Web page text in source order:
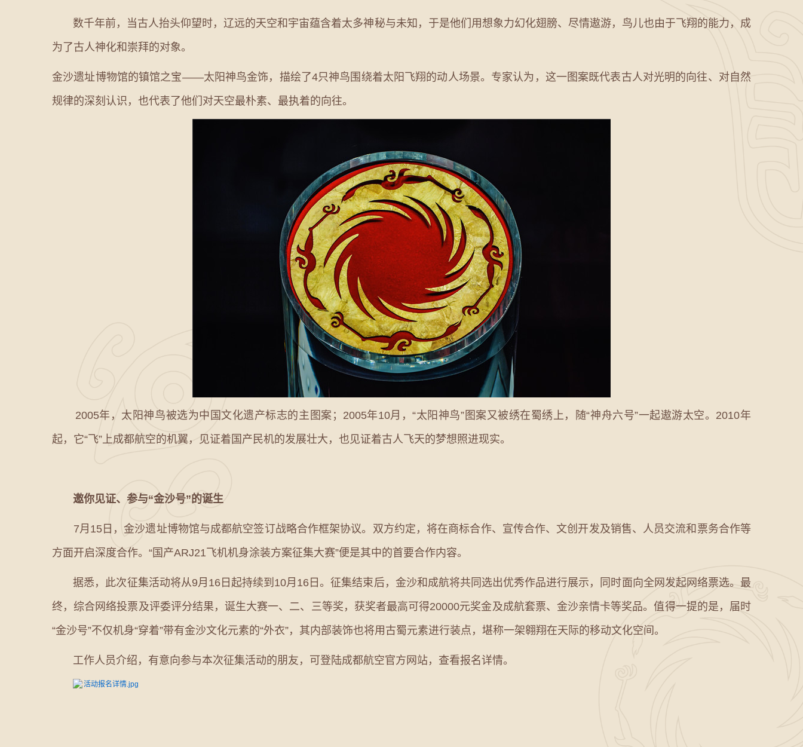
数千年前，当古人抬头仰望时，辽远的天空和宇宙蕴含着太多神秘与未知，于是他们用想象力幻化翅膀、尽情遨游，鸟儿也由于飞翔的能力，成
为了古人神化和崇拜的对象。
金沙遗址博物馆的镇馆之宝——太阳神鸟金饰，描绘了4只神鸟围绕着太阳飞翔的动人场景。专家认为，这一图案既代表古人对光明的向往、对自然
规律的深刻认识，也代表了他们对天空最朴素、最执着的向往。
2005年，太阳神鸟被选为中国文化遗产标志的主图案；2005年10月，“太阳神鸟”图案又被绣在蜀绣上，随“神舟六号”一起遨游太空。2010年
起，它“飞”上成都航空的机翼，见证着国产民机的发展壮大，也见证着古人飞天的梦想照进现实。
邀你见证、参与“金沙号”的诞生
7月15日，金沙遗址博物馆与成都航空签订战略合作框架协议。双方约定，将在商标合作、宣传合作、文创开发及销售、人员交流和票务合作等
方面开启深度合作。“国产ARJ21飞机机身涂装方案征集大赛”便是其中的首要合作内容。
据悉，此次征集活动将从9月16日起持续到10月16日。征集结束后，金沙和成航将共同选出优秀作品进行展示，同时面向全网发起网络票选。最
终，综合网络投票及评委评分结果，诞生大赛一、二、三等奖，获奖者最高可得20000元奖金及成航套票、金沙亲情卡等奖品。值得一提的是，届时
“金沙号”不仅机身“穿着”带有金沙文化元素的“外衣”，其内部装饰也将用古蜀元素进行装点，堪称一架翱翔在天际的移动文化空间。
工作人员介绍，有意向参与本次征集活动的朋友，可登陆成都航空官方网站，查看报名详情。
活动报名详情.jpg